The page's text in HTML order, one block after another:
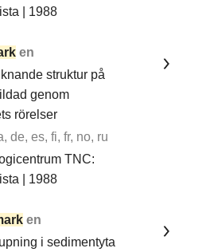
| 1988
en
struktur på
genom
rörelser
de, es, fi, fr, no, ru
TNC:
| 1988
en
i sedimentyta